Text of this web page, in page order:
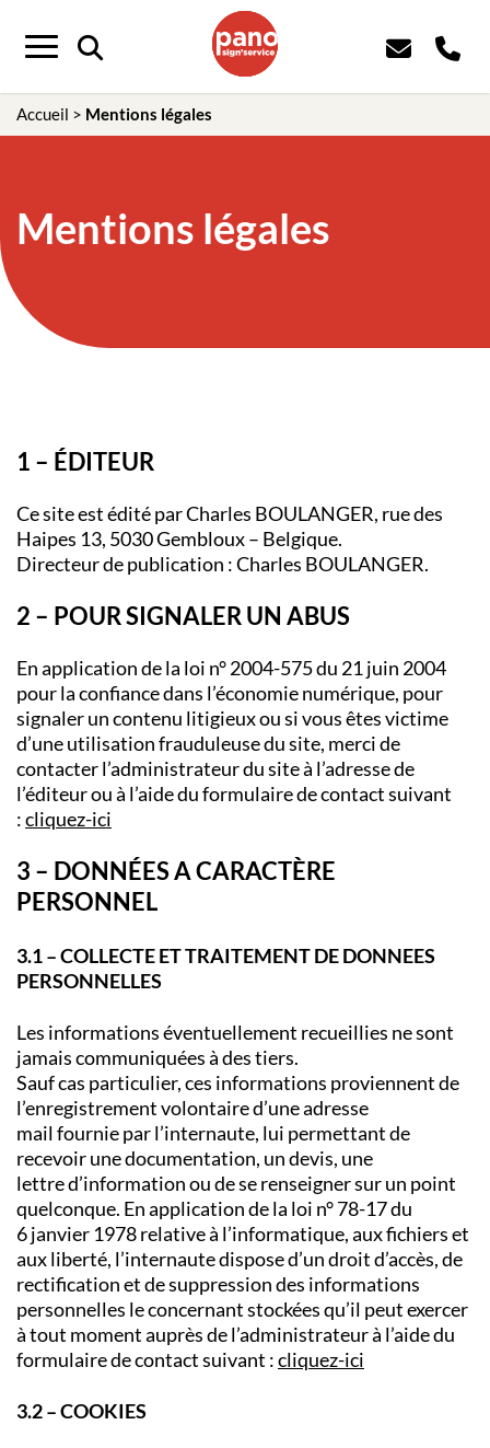
Menu
Accueil > Mentions légales
Mentions légales
1 – ÉDITEUR
Ce site est édité par Charles BOULANGER, rue des
Haipes 13, 5030 Gembloux – Belgique.
Directeur de publication : Charles BOULANGER.
2 – POUR SIGNALER UN ABUS
En application de la loi n° 2004-575 du 21 juin 2004
pour la confiance dans l’économie numérique, pour
signaler un contenu litigieux ou si vous êtes victime
d’une utilisation frauduleuse du site, merci de
contacter l’administrateur du site à l’adresse de
l’éditeur ou à l’aide du formulaire de contact suivant
:cliquez-ici
3 – DONNÉES A CARACTÈRE
PERSONNEL
3.1 – COLLECTE ET TRAITEMENT DE DONNEES
PERSONNELLES
Les informations éventuellement recueillies ne sont
jamais communiquées à des tiers.
Sauf cas particulier, ces informations proviennent de
l’enregistrement volontaire d’une adresse
mail fournie par l’internaute, lui permettant de
recevoir une documentation, un devis, une
lettre d’information ou de se renseigner sur un point
quelconque. En application de la loi n° 78-17 du
6 janvier 1978 relative à l’informatique, aux fichiers et
aux liberté, l’internaute dispose d’un droit d’accès, de
rectification et de suppression des informations
personnelles le concernant stockées qu’il peut exercer
à tout moment auprès de l’administrateur à l’aide du
formulaire de contact suivant :cliquez-ici
3.2 – COOKIES
Panneau de gestion des cookies